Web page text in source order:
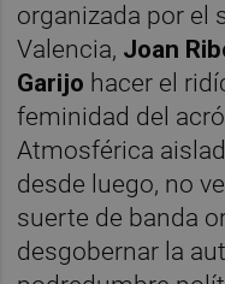
organizada por el
Valencia, Joan
Garijo hacer el
feminidad del
Atmosférica
desde luego, no
suerte de banda
desgobernar la